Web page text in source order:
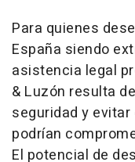
Para quienes
España siendo
asistencia legal
& Luzón resulta
seguridad y
podrían
El potencial de